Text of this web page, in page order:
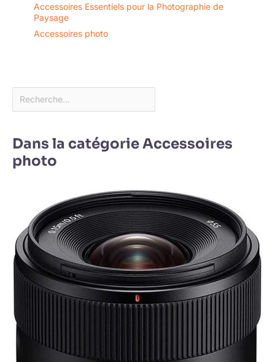
Accessoires Essentiels pour la Photographie de
Paysage
Accessoires photo
Dans la catégorie Accessoires
photo